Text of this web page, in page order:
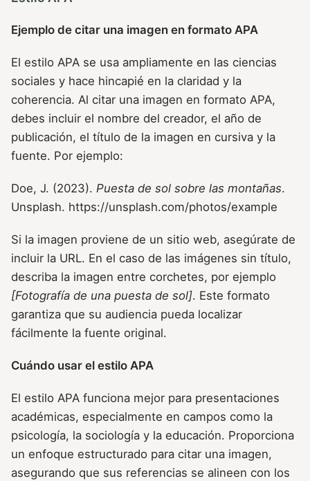
Ejemplo de citar una imagen en formato APA
El estilo APA se usa ampliamente en las ciencias
sociales y hace hincapié en la claridad y la
coherencia. Al citar una imagen en formato APA,
debes incluir el nombre del creador, el año de
publicación, el título de la imagen en cursiva y la
fuente. Por ejemplo:
Doe, J. (2023). Puesta de sol sobre las montañas.
Unsplash. https://unsplash.com/photos/example
Si la imagen proviene de un sitio web, asegúrate de
incluir la URL. En el caso de las imágenes sin título,
describa la imagen entre corchetes, por ejemplo
[Fotografía de una puesta de sol]. Este formato
garantiza que su audiencia pueda localizar
fácilmente la fuente original.
Cuándo usar el estilo APA
El estilo APA funciona mejor para presentaciones
académicas, especialmente en campos como la
psicología, la sociología y la educación. Proporciona
un enfoque estructurado para citar una imagen,
asegurando que sus referencias se alineen con los